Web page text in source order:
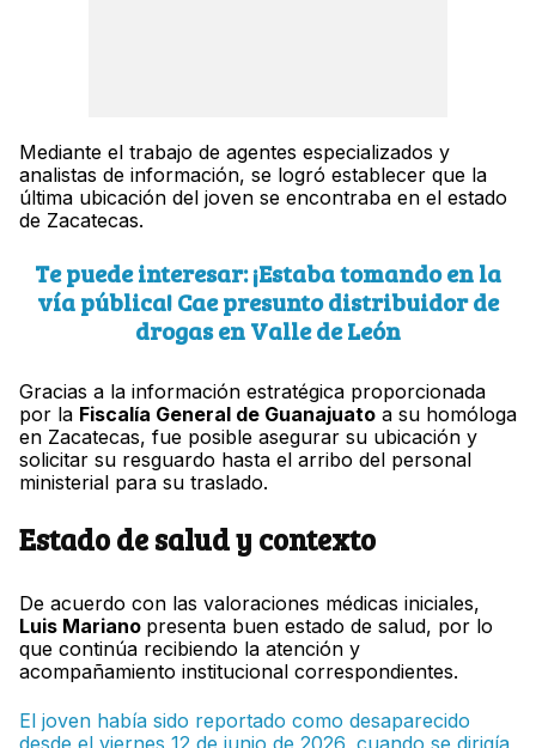
Mediante el trabajo de agentes especializados y
analistas de información, se logró establecer que la
última ubicación del joven se encontraba en el estado
de Zacatecas.
Te puede interesar: ¡Estaba tomando en la
vía pública! Cae presunto distribuidor de
drogas en Valle de León
Gracias a la información estratégica proporcionada
por la Fiscalía General de Guanajuato a su homóloga
en Zacatecas, fue posible asegurar su ubicación y
solicitar su resguardo hasta el arribo del personal
ministerial para su traslado.
Estado de salud y contexto
De acuerdo con las valoraciones médicas iniciales,
Luis Mariano presenta buen estado de salud, por lo
que continúa recibiendo la atención y
acompañamiento institucional correspondientes.
El joven había sido reportado como desaparecido